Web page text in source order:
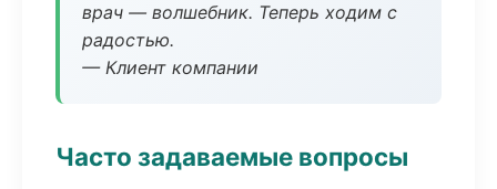
врач — волшебник. Теперь ходим с
радостью.
— Клиент компании
Часто задаваемые вопросы